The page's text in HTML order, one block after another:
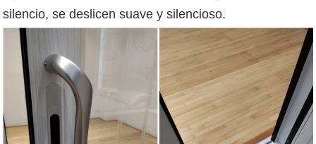
silencio, se deslicen suave y silencioso.